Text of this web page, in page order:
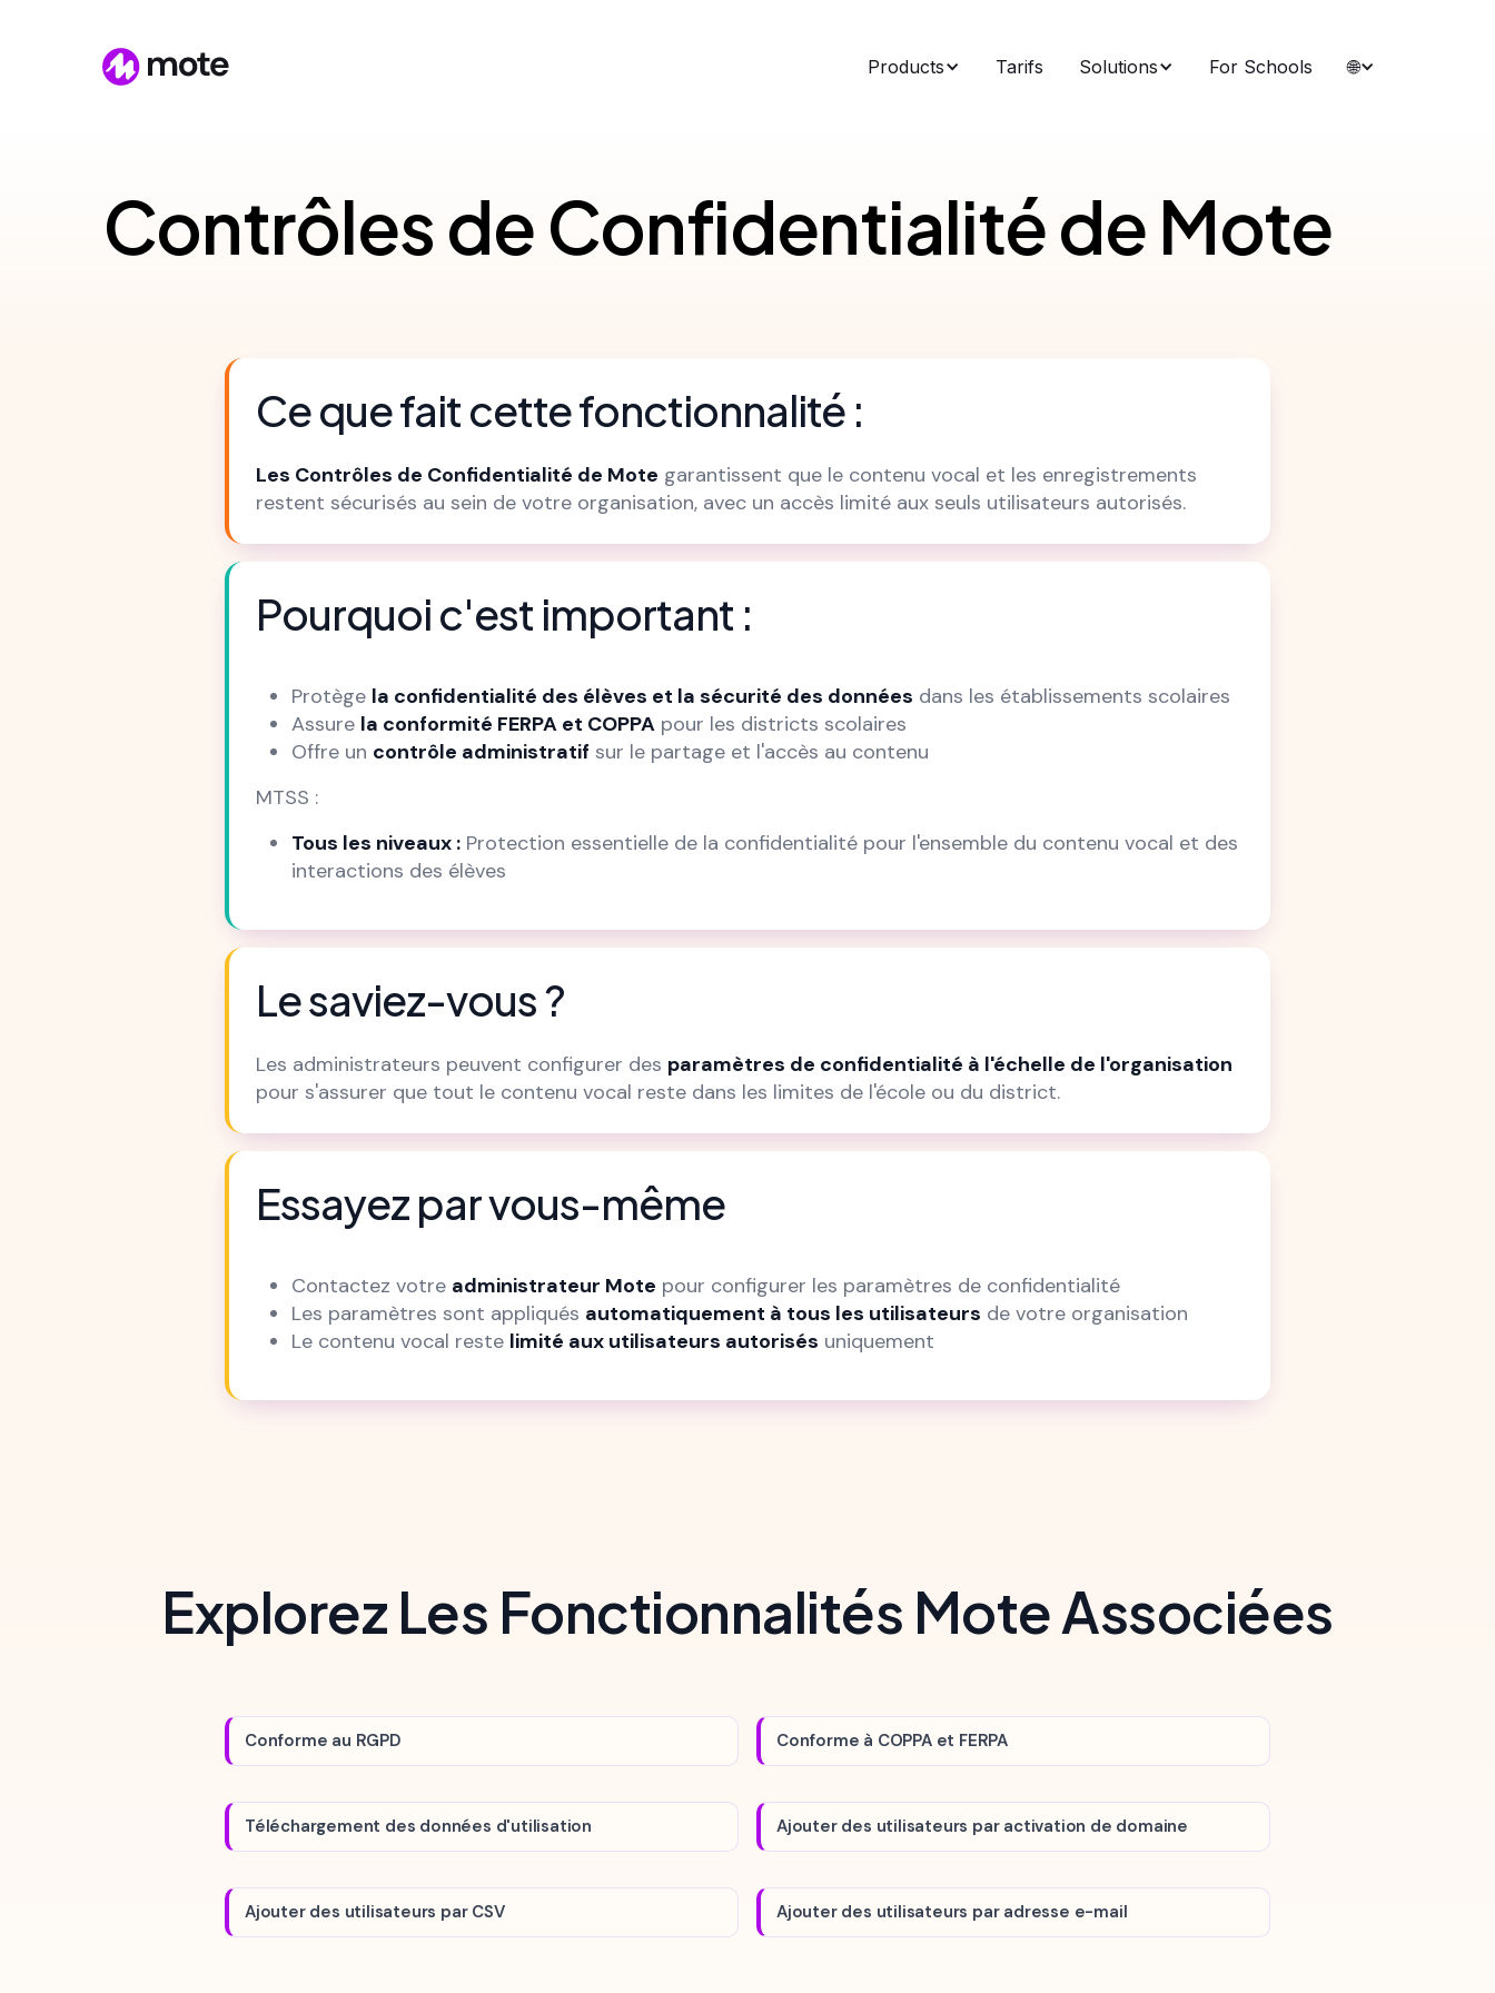
Products Tarifs Solutions For Schools 🌐
Contrôles de Confidentialité de Mote
Ce que fait cette fonctionnalité :
Les Contrôles de Confidentialité de Mote garantissent que le contenu vocal et les enregistrements
restent sécurisés au sein de votre organisation, avec un accès limité aux seuls utilisateurs autorisés.
Pourquoi c'est important :
Protège la confidentialité des élèves et la sécurité des données dans les établissements scolaires
Assure la conformité FERPA et COPPA pour les districts scolaires
Offre un contrôle administratif sur le partage et l'accès au contenu
MTSS :
Tous les niveaux : Protection essentielle de la confidentialité pour l'ensemble du contenu vocal et des
interactions des élèves
Le saviez-vous ?
Les administrateurs peuvent configurer des paramètres de confidentialité à l'échelle de l'organisation
pour s'assurer que tout le contenu vocal reste dans les limites de l'école ou du district.
Essayez par vous-même
Contactez votre administrateur Mote pour configurer les paramètres de confidentialité
Les paramètres sont appliqués automatiquement à tous les utilisateurs de votre organisation
Le contenu vocal reste limité aux utilisateurs autorisés uniquement
Explorez Les Fonctionnalités Mote Associées
Conforme au RGPD Conforme à COPPA et FERPA
Téléchargement des données d'utilisation Ajouter des utilisateurs par activation de domaine
Ajouter des utilisateurs par CSV Ajouter des utilisateurs par adresse e-mail